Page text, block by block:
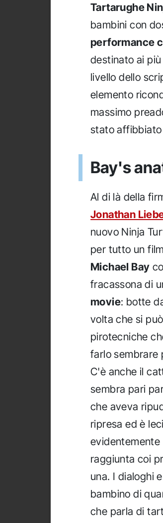
Tartarughe
bambini con
performance
destinato ai
livello dello
elemento
massimo
stato affibbiato
Bay's
Al di là della
Jonathan
nuovo Ninja
per tutto un
Michael Bay
fracassona di
movie: botte
volta che si
pirotecniche
farlo sembrare
C'è anche il
sembra pari
che aveva
ripresa ed è
evidentemente
raggiunta coi
una. I dialoghi
bambino di
che parla di